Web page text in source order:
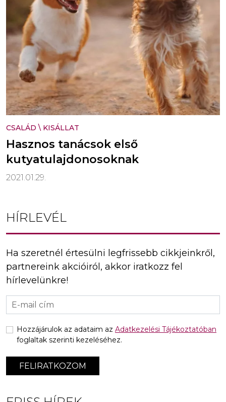
CSALÁD \ KISÁLLAT
Hasznos tanácsok első
kutyatulajdonosoknak
2021.01.29.
HÍRLEVÉL
Ha szeretnél értesülni legfrissebb cikkjeinkről,
partnereink akcióiról, akkor iratkozz fel
hírlevelünkre!
FELIRATKOZOM
Hozzájárulok az adataim az Adatkezelési Tájékoztatóban
foglaltak szerinti kezeléséhez.